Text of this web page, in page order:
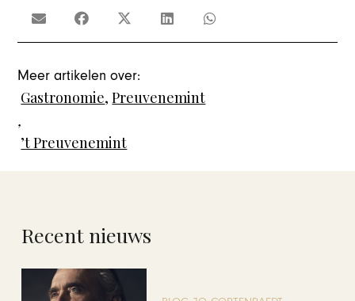
Meer artikelen over:
Gastronomie,Preuvenemint
,
’t Preuvenemint
Recent nieuws